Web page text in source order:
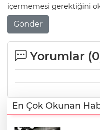
içermemesi gerektiğini
Gönder
Yorumlar (0
En Çok Okunan